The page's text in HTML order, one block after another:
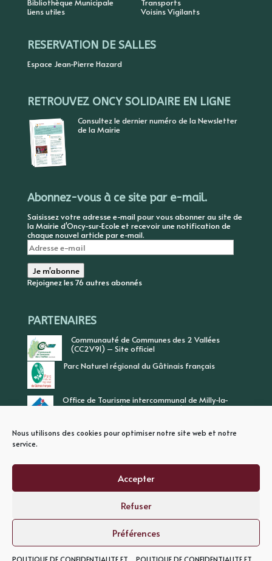
Nous utilisons des cookies pour optimiser notre site web et notre
service.
Accepter
Refuser
Préférences
Liens utiles
Voisins Vigilants
RESERVATION DE SALLES
Espace Jean-Pierre Hazard
RETROUVEZ ONCY SOLIDAIRE EN LIGNE
Consultez le dernier numéro de la Newsletter
de la Mairie
Abonnez-vous à ce site par e-mail.
Saisissez votre adresse e-mail pour vous abonner au site de
la Mairie d'Oncy-sur-Ecole et recevoir une notification de
chaque nouvel article par e-mail.
Adresse
e-
mail
Je m'abonne
Rejoignez les 76 autres abonnés
PARTENAIRES
Communauté de Communes des 2 Vallées
(CC2V91) – Site officiel
Parc Naturel régional du Gâtinais français
Office de Tourisme intercommunal de Milly-la-
Forêt, Vallée de l’Ecole, Vallée de l’Essonne
MENTIONS LEGALES
POLITIQUE DE CONFIDENTIALITE